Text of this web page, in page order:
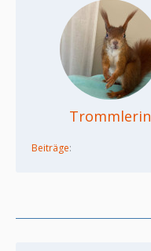
Trommlerin
Beiträge